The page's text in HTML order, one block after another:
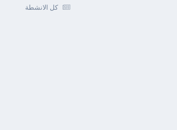
كل الانشطة